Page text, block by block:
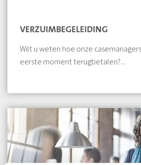
VERZUIMBEGELEIDING
Wilt u weten hoe onze
eerste moment terugbetalen?...